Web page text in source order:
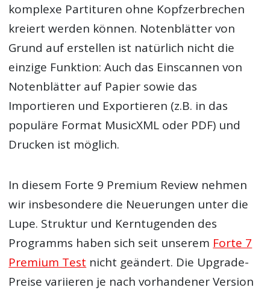
komplexe Partituren ohne Kopfzerbrechen
kreiert werden können. Notenblätter von
Grund auf erstellen ist natürlich nicht die
einzige Funktion: Auch das Einscannen von
Notenblätter auf Papier sowie das
Importieren und Exportieren (z.B. in das
populäre Format MusicXML oder PDF) und
Drucken ist möglich.
In diesem Forte 9 Premium Review nehmen
wir insbesondere die Neuerungen unter die
Lupe. Struktur und Kerntugenden des
Programms haben sich seit unserem Forte 7
Premium Test nicht geändert. Die Upgrade-
Preise variieren je nach vorhandener Version